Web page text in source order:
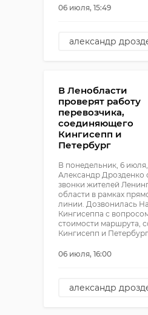
06 июля, 15:49
александр
В Ленобласти
проверят работу
перевозчика,
соединяющего
Кингисепп и
Петербург
В понедельник, 6
Александр Дрозденко
звонки жителей
области в рамках
линии. Дозвонилась
Кингисеппа с
стоимости маршрута,
Кингисепп и
06 июля, 16:00
александр